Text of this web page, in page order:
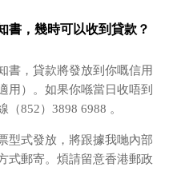
書，幾時可以收到貸款？
書，貸款將發放到你嘅信用
用）。如果你喺當日收唔到
852）3898 6988 。
型式發放，將跟據我哋內部
式郵寄。煩請留意香港郵政